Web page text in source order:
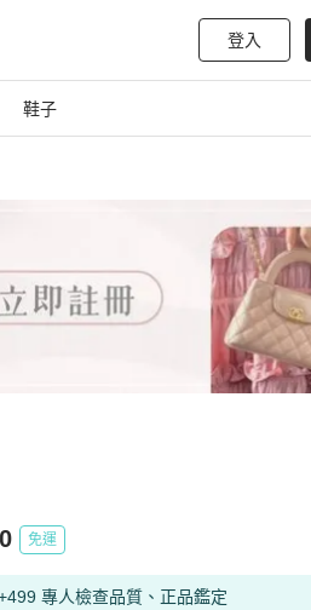
登入
鞋子
免運
專人檢查品質、正品鑑定